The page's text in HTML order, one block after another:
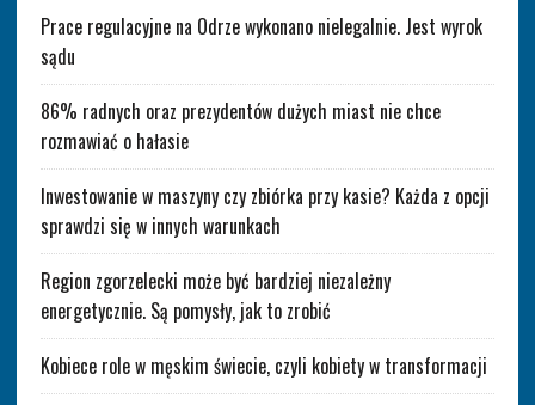
Prace regulacyjne na Odrze wykonano nielegalnie. Jest wyrok
sądu
86% radnych oraz prezydentów dużych miast nie chce
rozmawiać o hałasie
Inwestowanie w maszyny czy zbiórka przy kasie? Każda z opcji
sprawdzi się w innych warunkach
Region zgorzelecki może być bardziej niezależny
energetycznie. Są pomysły, jak to zrobić
Kobiece role w męskim świecie, czyli kobiety w transformacji